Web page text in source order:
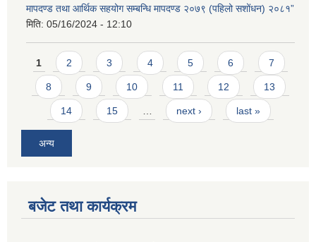
मापदण्ड तथा आर्थिक सहयोग सम्बन्धि मापदण्ड २०७९ (पहिलो सशोंधन) २०८१”
मिति: 05/16/2024 - 12:10
Pages
1 2 3 4 5 6 7
8 9 10 11 12 13
14 15 next › last »
अन्य
बजेट तथा कार्यक्रम